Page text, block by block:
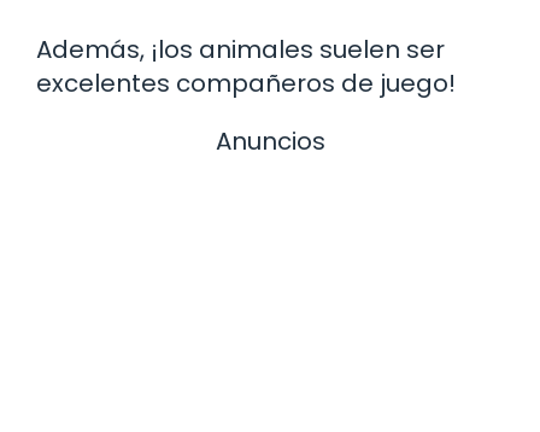
Además, ¡los animales suelen ser
excelentes compañeros de juego!
Anuncios